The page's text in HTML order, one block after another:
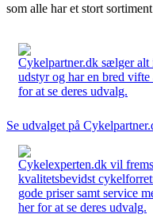
som alle har et stort
Cykelpartner.dk sælger
udstyr og har en bred
for at se deres udvalg.
Se udvalget på
Cykelexperten.dk vil
kvalitetsbevidst
gode priser samt service
her for at se deres udvalg.